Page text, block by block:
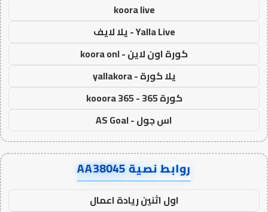
koora live
Yalla Live - يلا لايف
كورة اون لاين - koora onl
يلا كورة - yallakora
كورة 365 - kooora 365
اس جول - AS Goal
روابط نصية AA38045
اول اثنين ريادة اعمال